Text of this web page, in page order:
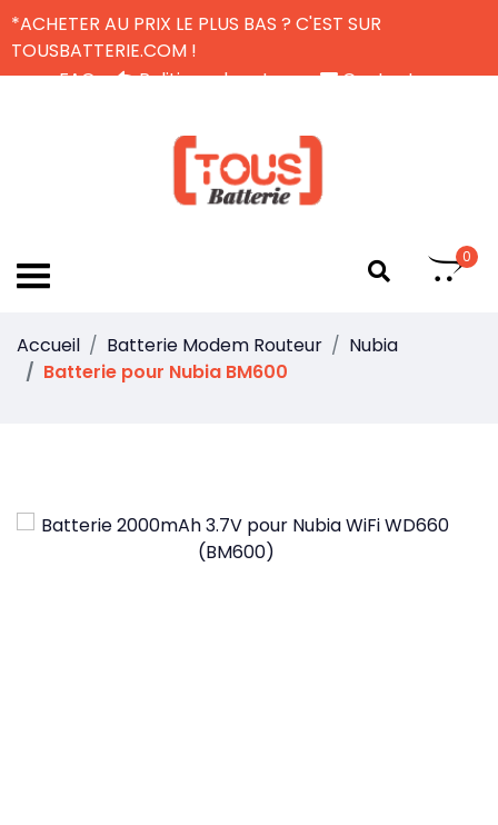
*ACHETER AU PRIX LE PLUS BAS ? C'EST SUR
TOUSBATTERIE.COM !
FAQ
Politique de retour
Contactez-nous
0
Accueil Batterie Modem Routeur
Nubia
Batterie pour Nubia BM600